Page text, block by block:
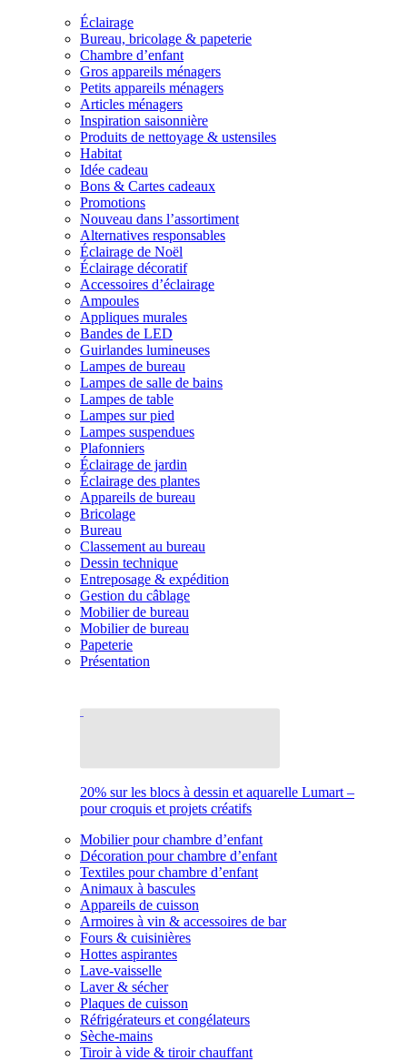
Éclairage
Bureau, bricolage & papeterie
Chambre d’enfant
Gros appareils ménagers
Petits appareils ménagers
Articles ménagers
Inspiration saisonnière
Produits de nettoyage & ustensiles
Habitat
Idée cadeau
Bons & Cartes cadeaux
Promotions
Nouveau dans l’assortiment
Alternatives responsables
Éclairage de Noël
Éclairage décoratif
Accessoires d’éclairage
Ampoules
Appliques murales
Bandes de LED
Guirlandes lumineuses
Lampes de bureau
Lampes de salle de bains
Lampes de table
Lampes sur pied
Lampes suspendues
Plafonniers
Éclairage de jardin
Éclairage des plantes
Appareils de bureau
Bricolage
Bureau
Classement au bureau
Dessin technique
Entreposage & expédition
Gestion du câblage
Mobilier de bureau
Mobilier de bureau
Papeterie
Présentation
20% sur les blocs à dessin et aquarelle Lumart –
pour croquis et projets créatifs
Mobilier pour chambre d’enfant
Décoration pour chambre d’enfant
Textiles pour chambre d’enfant
Animaux à bascules
Appareils de cuisson
Armoires à vin & accessoires de bar
Fours & cuisinières
Hottes aspirantes
Lave-vaisselle
Laver & sécher
Plaques de cuisson
Réfrigérateurs et congélateurs
Sèche-mains
Tiroir à vide & tiroir chauffant